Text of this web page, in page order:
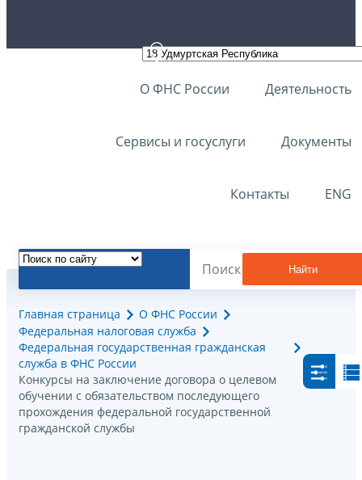
О ФНС России Деятельность
Сервисы и госуслуги Документы
Контакты ENG
Найти
Главная страница
О ФНС России
Федеральная налоговая служба
Федеральная государственная гражданская
служба в ФНС России
Конкурсы на заключение договора о целевом
обучении с обязательством последующего
прохождения федеральной государственной
гражданской службы